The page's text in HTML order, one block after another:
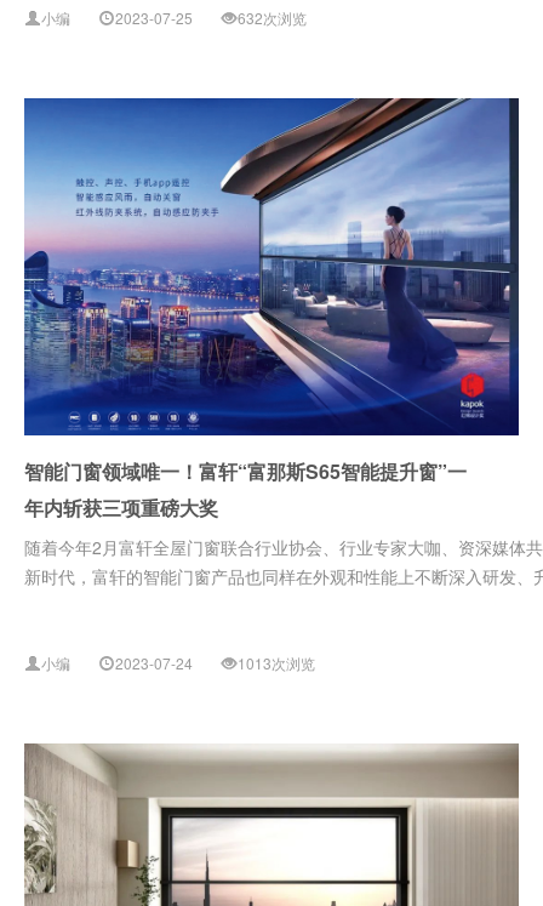
小编 2023-07-25 632次浏览
智能门窗领域唯一！富轩“富那斯S65智能提升窗”一
年内斩获三项重磅大奖
随着今年2月富轩全屋门窗联合行业协会、行业专家大咖、资深媒体
新时代，富轩的智能门窗产品也同样在外观和性能上不断深入研发、
小编 2023-07-24 1013次浏览